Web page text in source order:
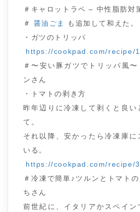
＃キャロットラペ – 中性脂肪対
＃
醤油ごま
も追加して和えた。
・ガツのトリッパ
https://cookpad.com/recipe/
＃〜安い豚ガツでトリッパ風
ンさん
・トマトの剥き方
昨年辺りに冷凍して剥くと良い
て。
それ以降、安かったら冷凍庫に
いる。
https://cookpad.com/recipe/
＃冷凍で簡単♪ツルンとトマト
ちさん
前世紀に、イタリアかスペイン